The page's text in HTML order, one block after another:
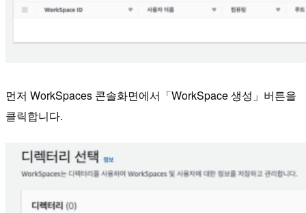
먼저 WorkSpaces 콘솔화면에서「WorkSpace 생성」버튼을
클릭합니다.